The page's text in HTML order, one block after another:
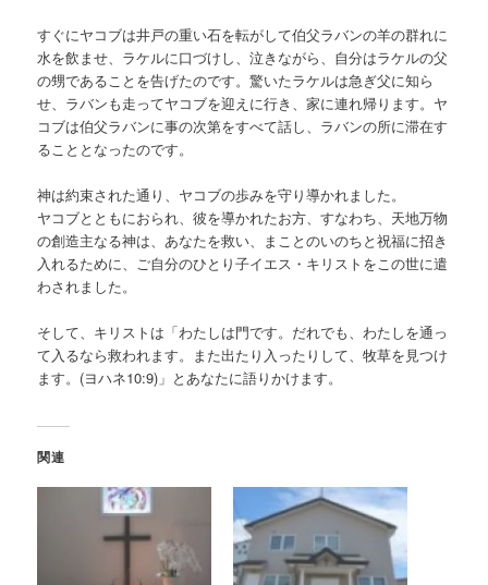
すぐにヤコブは井戸の重い石を転がして伯父ラバンの羊の群れに
水を飲ませ、ラケルに口づけし、泣きながら、自分はラケルの父
の甥であることを告げたのです。驚いたラケルは急ぎ父に知ら
せ、ラバンも走ってヤコブを迎えに行き、家に連れ帰ります。ヤ
コブは伯父ラバンに事の次第をすべて話し、ラバンの所に滞在す
ることとなったのです。
神は約束された通り、ヤコブの歩みを守り導かれました。
ヤコブとともにおられ、彼を導かれたお方、すなわち、天地万物
の創造主なる神は、あなたを救い、まことのいのちと祝福に招き
入れるために、ご自分のひとり子イエス・キリストをこの世に遣
わされました。
そして、キリストは「わたしは門です。だれでも、わたしを通っ
て入るなら救われます。また出たり入ったりして、牧草を見つけ
ます。(ヨハネ10:9)」とあなたに語りかけます。
関連